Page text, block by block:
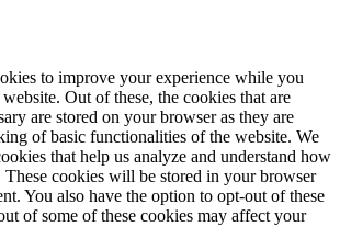
to improve your experience while you
Out of these, the cookies that are
are stored on your browser as they are
of basic functionalities of the website. We
that help us analyze and understand how
These cookies will be stored in your browser
You also have the option to opt-out of these
of some of these cookies may affect your